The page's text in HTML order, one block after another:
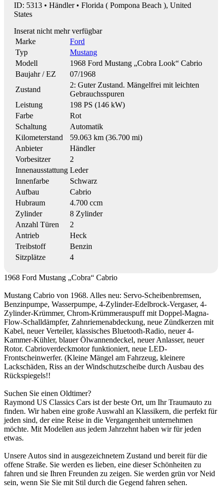
ID: 5313 • Händler • Florida ( Pompona Beach ), United
States
Inserat nicht mehr verfügbar
Marke
Ford
Typ
Mustang
Modell
1968 Ford Mustang „Cobra Look“ Cabrio
Baujahr / EZ
07/1968
Zustand
2: Guter Zustand. Mängelfrei mit leichten
Gebrauchsspuren
Leistung
198 PS (146 kW)
Farbe
Rot
Schaltung
Automatik
Kilometerstand
59.063 km (36.700 mi)
Anbieter
Händler
Vorbesitzer
2
Innenausstattung Leder
Innenfarbe
Schwarz
Aufbau
Cabrio
Hubraum
4.700 ccm
Zylinder
8 Zylinder
Anzahl Türen
2
Antrieb
Heck
Treibstoff
Benzin
Sitzplätze
4
1968 Ford Mustang „Cobra“ Cabrio
Mustang Cabrio von 1968. Alles neu: Servo-Scheibenbremsen,
Benzinpumpe, Wasserpumpe, 4-Zylinder-Edelbrock-Vergaser, 4-
Zylinder-Krümmer, Chrom-Krümmerauspuff mit Doppel-Magna-
Flow-Schalldämpfer, Zahnriemenabdeckung, neue Zündkerzen mit
Kabel, neuer Verteiler, klassisches Bluetooth-Radio, neuer 4-
Kammer-Kühler, blauer Ölwannendeckel, neuer Anlasser, neuer
Rotor. Cabrioverdeckmotor funktioniert, neue LED-
Frontscheinwerfer. (Kleine Mängel am Fahrzeug, kleinere
Lackschäden, Riss an der Windschutzscheibe durch Ausbau des
Rückspiegels!!
Suchen Sie einen Oldtimer?
Raymond US Classics Cars ist der beste Ort, um Ihr Traumauto zu
finden. Wir haben eine große Auswahl an Klassikern, die perfekt für
jeden sind, der eine Reise in die Vergangenheit unternehmen
möchte. Mit Modellen aus jedem Jahrzehnt haben wir für jeden
etwas.
Unsere Autos sind in ausgezeichnetem Zustand und bereit für die
offene Straße. Sie werden es lieben, eine dieser Schönheiten zu
fahren und sie Ihren Freunden zu zeigen. Sie werden grün vor Neid
sein, wenn Sie Sie mit Stil durch die Gegend fahren sehen.